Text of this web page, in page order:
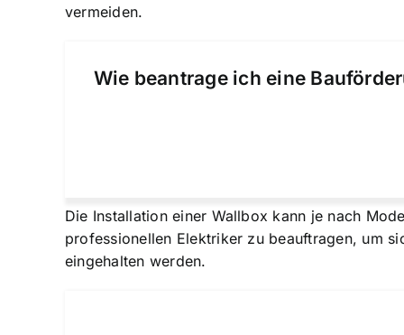
vermeiden.
Wie beantrage ich eine
Die Installation einer Wallbox kann je nach
professionellen Elektriker zu beauftragen, um
eingehalten werden.